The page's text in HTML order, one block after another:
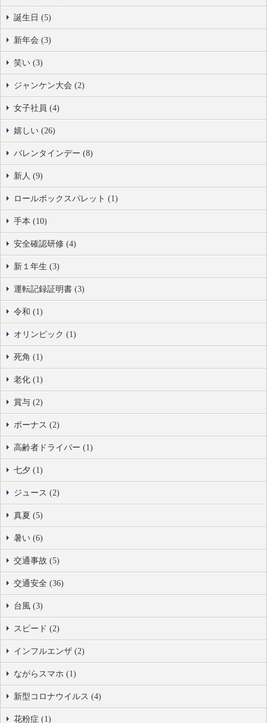
誕生日 (5)
新年会 (3)
笑い (3)
ジャンケン大会 (2)
女子社員 (4)
嬉しい (26)
バレンタインデー (8)
新人 (9)
ロールボックスパレット (1)
手本 (10)
安全確認研修 (4)
新１年生 (3)
運転記録証明書 (3)
令和 (1)
オリンピック (1)
死角 (1)
老化 (1)
賞与 (2)
ボーナス (2)
高齢者ドライバー (1)
七夕 (1)
ジュース (2)
真夏 (5)
暑い (6)
交通事故 (5)
交通安全 (36)
台風 (3)
スピード (2)
インフルエンザ (2)
ながらスマホ (1)
新型コロナウイルス (4)
花粉症 (1)